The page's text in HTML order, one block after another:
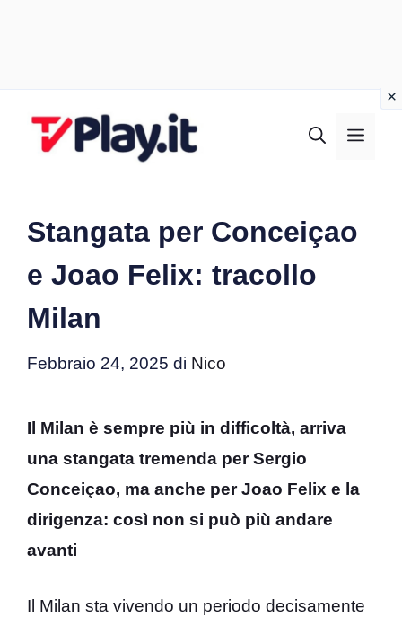
Stangata per Conceiçao
e Joao Felix: tracollo
Milan
Febbraio 24, 2025 di Nico
Il Milan è sempre più in difficoltà, arriva
una stangata tremenda per Sergio
Conceiçao, ma anche per Joao Felix e la
dirigenza: così non si può più andare
avanti
Il Milan sta vivendo un periodo decisamente